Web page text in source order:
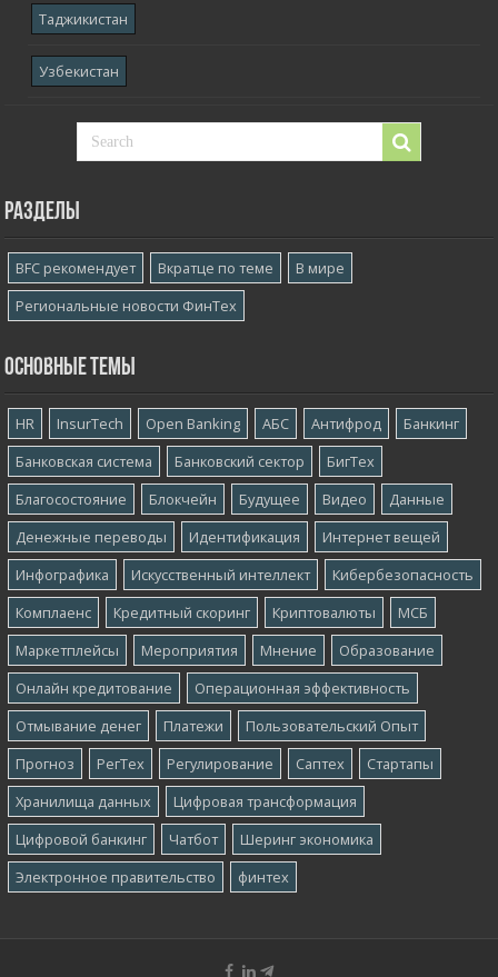
Таджикистан
Узбекистан
Разделы
BFC рекомендует Вкратце по теме
В мире
Региональные новости ФинТех
Основные темы
HR InsurTech Open Banking АБС Антифрод
Банкинг
Банковская система
Банковский сектор
БигТех
Благосостояние
Блокчейн Будущее Видео
Данные
Денежные переводы
Идентификация
Интернет вещей
Инфографика
Искусственный интеллект
Кибербезопасность
Комплаенс
Кредитный скоринг Криптовалюты
МСБ
Маркетплейсы
Мероприятия Мнение
Образование
Онлайн кредитование
Операционная эффективность
Отмывание денег
Платежи
Пользовательский Опыт
Прогноз
РегТех Регулирование Саптех
Стартапы
Хранилища данных
Цифровая трансформация
Цифровой банкинг
Чатбот
Шеринг экономика
Электронное правительство
финтех